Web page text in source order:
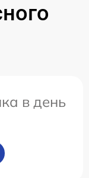
в день